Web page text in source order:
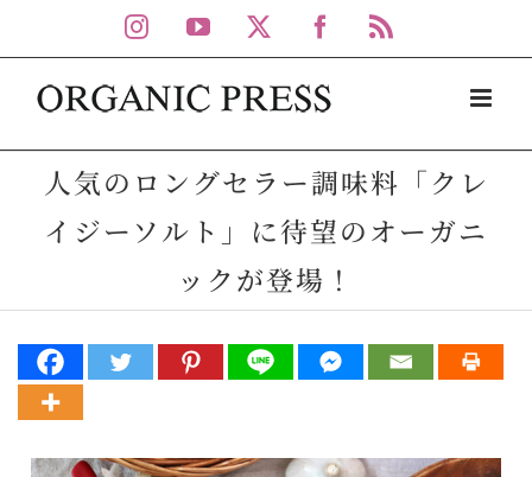
to
content
Instagram
YouTube Facebook
人気のロングセラー調味料「クレ
イジーソルト」に待望のオーガニ
ックが登場！